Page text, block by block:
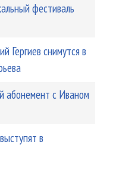
фестиваль
Гергиев снимутся в
абонемент с Иваном
в